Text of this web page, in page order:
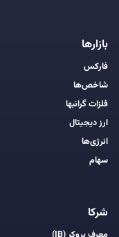
بازارها
فارکس
شاخص‌ها
فلزات گرانبها
ارز دیجیتال
انرژی‌ها
سهام
شرکا